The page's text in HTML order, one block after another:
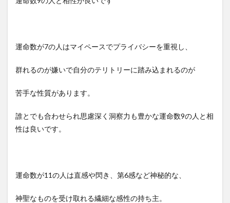
運命数が7の人はマイペースでプライバシーを重視し、
群れるのが嫌いで自分のテリトリーに踏み込まれるのが
苦手な性質があります。
誰とでも合わせられ思慮深く洞察力も豊かな運命数9の人と相
性は良いです。
運命数が11の人は直感や閃き、第6感など神秘的な、
神聖なものを受け取れる繊細な感性の持ち主。